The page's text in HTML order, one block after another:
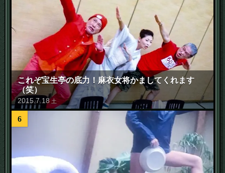
これぞ宝生亭の底力！麻衣女将かましてくれます
（笑）
2015.7. 18 土
6